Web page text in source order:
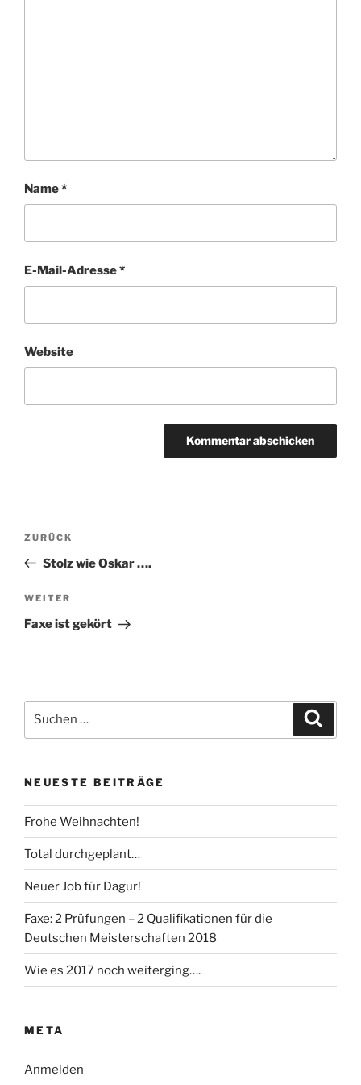
Name*
E-Mail-Adresse*
Website
Beitragsnavigation
Vorheriger
Beitrag
ZURÜCK
Stolz wie Oskar ….
Nächster
Beitrag
WEITER
Faxe ist gekört
nach:
NEUESTE BEITRÄGE
Frohe Weihnachten!
Total durchgeplant…
Neuer Job für Dagur!
Faxe: 2 Prüfungen – 2 Qualifikationen für die
Deutschen Meisterschaften 2018
Wie es 2017 noch weiterging….
META
Anmelden